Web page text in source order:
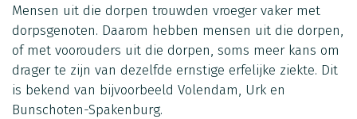
Mensen uit die dorpen trouwden vroeger vaker met
dorpsgenoten. Daarom hebben mensen uit die dorpen,
of met voorouders uit die dorpen, soms meer kans om
drager te zijn van dezelfde ernstige erfelijke ziekte. Dit
is bekend van bijvoorbeeld Volendam, Urk en
Bunschoten-Spakenburg.